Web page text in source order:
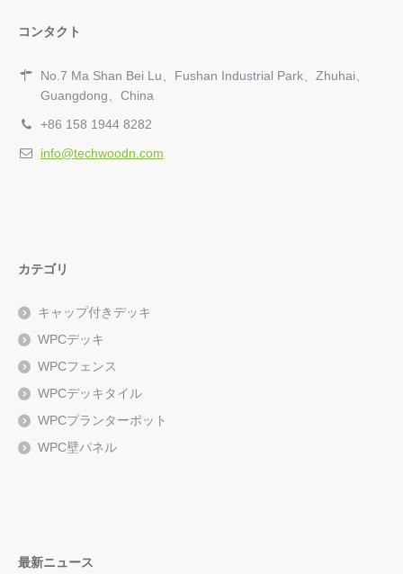
コンタクト
No.7 Ma Shan Bei Lu、Fushan Industrial Park、Zhuhai、
Guangdong、China
+86 158 1944 8282
info@techwoodn.com
カテゴリ
キャップ付きデッキ
WPCデッキ
WPCフェンス
WPCデッキタイル
WPCプランターポット
WPC壁パネル
最新ニュース